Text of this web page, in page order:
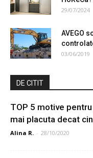
29/07/2024
AVEGO
03/06/2019
DE CITIT
TOP 5 motive
mai placuta decat
Alina R. - 28/10/2020